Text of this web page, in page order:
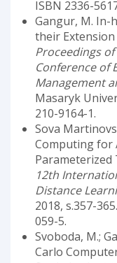
ISBN 2336-
Gangur, M. In-
their Extension
Proceedings
Conference of
Management
Masaryk
210-9164-1.
Sova
Computing for
Parameterized
12th
Distance
2018, s.357-
059-5.
Svoboda, M.;
Carlo